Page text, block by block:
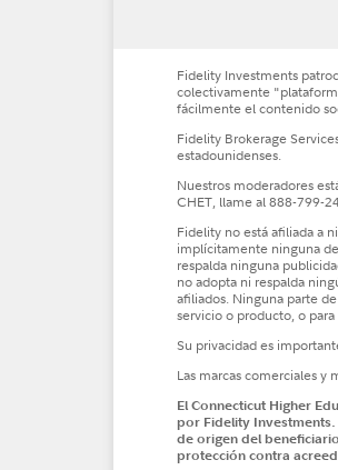
Fidelity Investments
colectivamente
fácilmente el contenido
Fidelity Brokerage
estadounidenses.
Nuestros moderadores
CHET, llame al 888-799-
Fidelity no está afiliada a
implícitamente ninguna
respalda ninguna
no adopta ni respalda
afiliados. Ninguna parte
servicio o producto, o
Su privacidad es
Las marcas comerciales
El Connecticut Higher
por Fidelity
de origen del
protección contra